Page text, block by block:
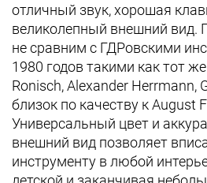
отличный звук, хорошая
великолепный внешний вид.
не сравним с ГДРовскими
1980 годов такими как тот
Ronisch, Alexander Herrmann,
близок по качеству к August
Универсальный цвет и
внешний вид позволяет
инструменту в любой